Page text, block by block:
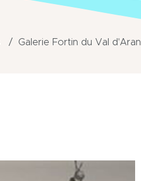
Galerie Fortin du Val d'Aran